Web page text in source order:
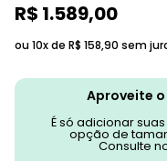
R$ 1.589,00
ou 10x de R$ 158,90 sem
Aproveite
É só adicionar
opção de
Consulte